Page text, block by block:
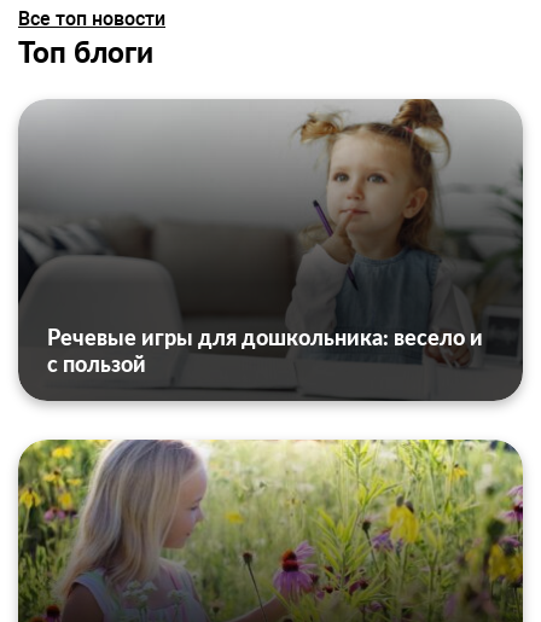
Все топ новости
Топ блоги
Речевые игры для дошкольника: весело и
с пользой